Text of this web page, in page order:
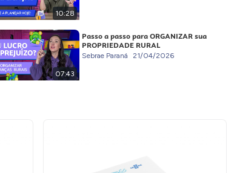
10:28
07:43
Passo a passo para ORGANIZAR sua
PROPRIEDADE RURAL
Sebrae Paraná 21/04/2026